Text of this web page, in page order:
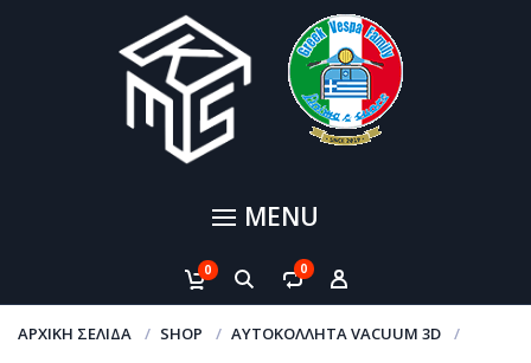
MENU
0 0
ΑΡΧΙΚΉ ΣΕΛΊΔΑ SHOP
ΑΥΤΟΚΌΛΛΗΤΑ VACUUM 3D